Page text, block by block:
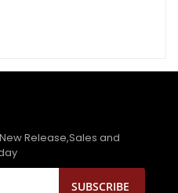
Release,Sales and